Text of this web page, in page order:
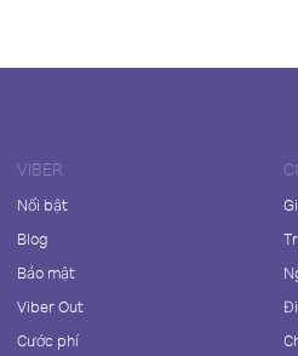
VIBER
Nổi bật
Blog
Bảo mật
Viber Out
Cước phí